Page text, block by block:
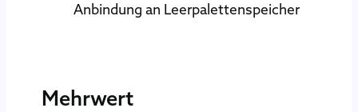
Anbindung an Leerpalettenspeicher
Mehrwert